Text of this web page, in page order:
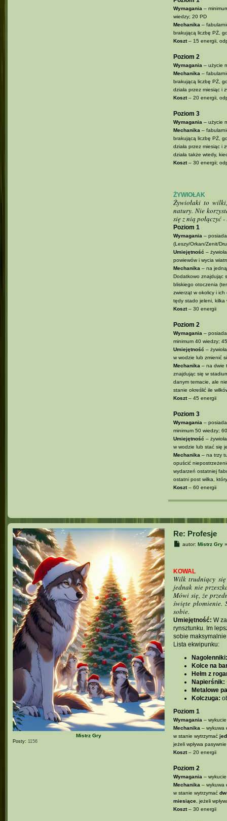
Wymagania–
wiedzy; 20 PD
Mechanika–
brakującą liczbę PŻ,
Koszt– 15 energii,
Poziom 2
Wymagania– użycie
Mechanika–
brakującą liczbę PŻ,
działa przez miesiąc i
Koszt– 20 energii,
Poziom 3
Wymagania– użycie
Mechanika–
brakującą liczbę PŻ,
działa przez miesiąc i
działa także wtedy,
Koszt– 30 energii;
ŻYWIOŁAK
Żywiołaki to
natury. Nie
się z nią połączyć
Poziom 1
Wymagania–
(Leszy/Orkan/Zenit/
Umiejętność –
powiewów i wycia
Mechanika– na jedną
Dodatkowo znajdując
bliskiego otoczenia
zwierząt w okolicy i ich
tędy stado jeleni, kilka
Koszt– 30 energii
Poziom 2
Wymagania–
minimum 40 wiedzy;
Umiejętność –
w wodzie lub zmienić
Mechanika– na dwie
znajdując się w
danym temacie, ale
stanie określić ile
Koszt– 45 energii
Poziom 3
Wymagania–
minimum 50 wiedzy;
Umiejętność –
w wodzie lub stać się
Mechanika– na trzy
opuścić
wydarzeń ostatniej
ostatni post wilka,
Koszt– 60 energii
Mistrz Gry
Posty: 1156
Re: Profesje
Pautor:Mistrz Gry
KOWAL
Wilk trudniący
jednak nie
Mówi się, że
święte
sobie.
Umiejętność: W
rynsztunku. Im
sobie
Lista ekwipunku:
Nagolenniki:
Kolce na
Hełm z
Napierśnik:
Metalowe
Kolczuga:
Poziom 1
Wymagania– wykucie
Mechanika– wykuwa
w stanie wytrzymać
jeżeli wpływa
Koszt– 20 energii
Poziom 2
Wymagania– wykucie
Mechanika– wykuwa
w stanie wytrzymać
miesiące, jeżeli
Koszt– 30 energii